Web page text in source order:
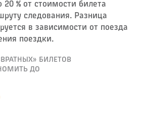
20 % от стоимости билета
следования. Разница
в зависимости от поезда
поездки.
БИЛЕТОВ
ДО